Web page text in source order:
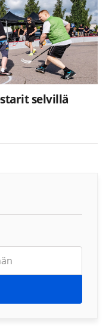
selvillä